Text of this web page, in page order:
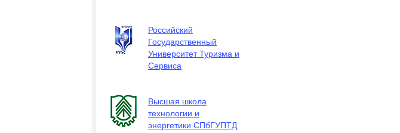
Российский
Государственный
Университет Туризма и
Сервиса
Высшая школа
технологии и
энергетики СПбГУПТД